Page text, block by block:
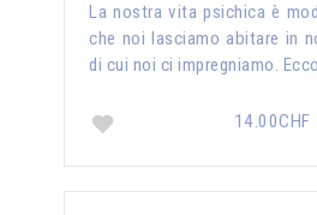
La nostra vita psichica è
che noi lasciamo abitare in
di cui noi ci impregniamo.
14.00CHF